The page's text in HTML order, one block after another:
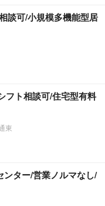
談可/小規模多機能型居
フト相談可/住宅型有料
東
ター/営業ノルマなし/